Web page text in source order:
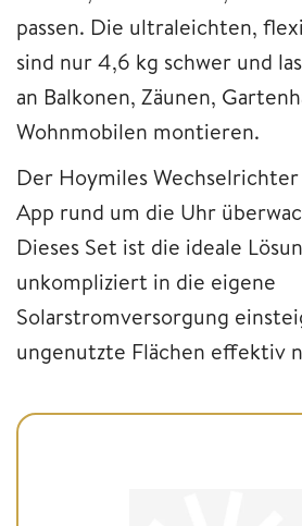
passen. Die ultraleichten,
sind nur 4,6 kg schwer und
an Balkonen, Zäunen,
Wohnmobilen montieren.
Der Hoymiles
App rund um die Uhr
Dieses Set ist die ideale
unkompliziert in die eigene
Solarstromversorgung
ungenutzte Flächen effektiv